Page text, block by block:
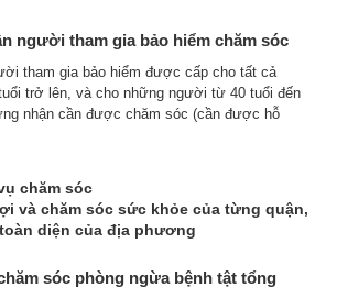
người tham gia bảo hiểm chăm sóc
tham gia bảo hiểm được cấp cho tất cả
trở lên, và cho những người từ 40 tuổi đến
nhận cần được chăm sóc (cần được hỗ
chăm sóc
và chăm sóc sức khỏe của từng quận,
diện của địa phương
sóc phòng ngừa bệnh tật tổng